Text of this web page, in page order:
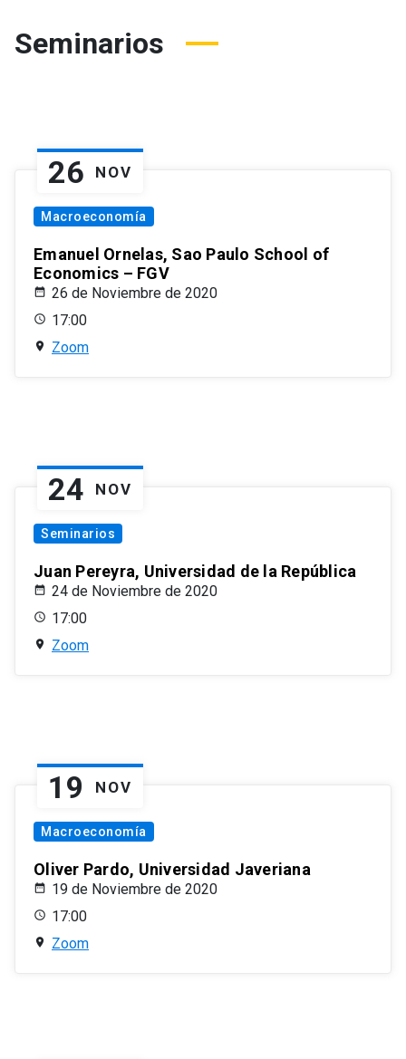
Seminarios
26 NOV
Macroeconomía
Emanuel Ornelas, Sao Paulo School of
Economics – FGV
26 de Noviembre de 2020
17:00
Zoom
24 NOV
Seminarios
Juan Pereyra, Universidad de la República
24 de Noviembre de 2020
17:00
Zoom
19 NOV
Macroeconomía
Oliver Pardo, Universidad Javeriana
19 de Noviembre de 2020
17:00
Zoom